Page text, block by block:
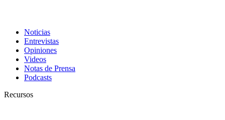
Noticias
Entrevistas
Opiniones
Videos
Notas de Prensa
Podcasts
Recursos